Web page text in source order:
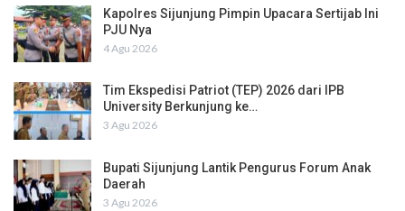
Kapolres Sijunjung Pimpin Upacara Sertijab Ini
PJU Nya
4 Agu 2026
Tim Ekspedisi Patriot (TEP) 2026 dari IPB
University Berkunjung ke…
3 Agu 2026
Bupati Sijunjung Lantik Pengurus Forum Anak
Daerah
3 Agu 2026